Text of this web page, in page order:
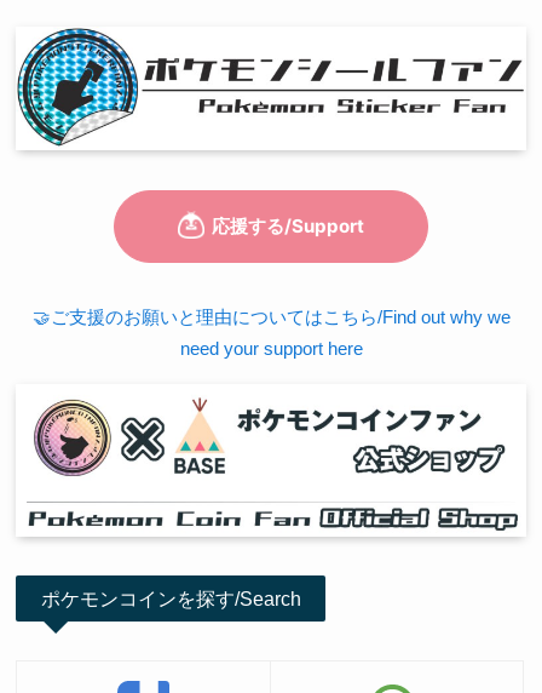
🤝ご支援のお願いと理由についてはこちら/Find out why we
need your support here
ポケモンコインを探す/Search